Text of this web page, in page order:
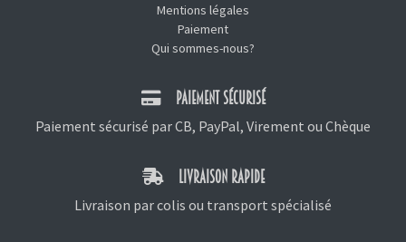
Mentions légales
Paiement
Qui sommes-nous?
PAIEMENT SÉCURISÉ
Paiement sécurisé par CB, PayPal, Virement ou Chèque
LIVRAISON RAPIDE
Livraison par colis ou transport spécialisé